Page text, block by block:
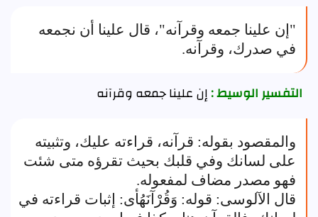
"إن علينا جمعه وقرآنه"، قال علينا أن نجمعه
في صدرك، وقرآنه.
التفسير الوسيط :إن علينا جمعه وقرآنه
والمقصود بقوله: قرآنه، قراءته عليك، وتثبيته
على لسانك وفي قلبك بحيث تقرؤه متى شئت
فهو مصدر مضاف لمفعوله.
قال الآلوسى: قوله: وَقُرْآنَهُأى: إثبات قراءته في